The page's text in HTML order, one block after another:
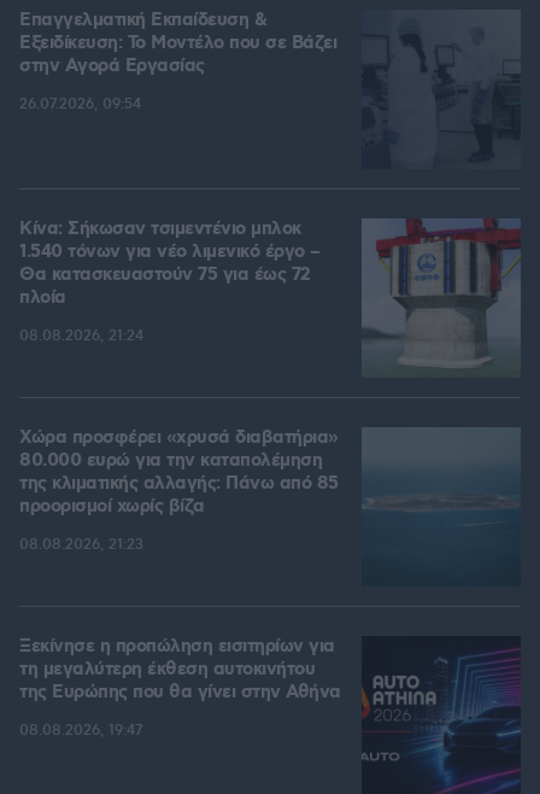
Επαγγελματική Εκπαίδευση &
Εξειδίκευση: Το Mοντέλο που σε Bάζει
στην Aγορά Eργασίας
26.07.2026, 09:54
Κίνα: Σήκωσαν τσιμεντένιο μπλοκ
1.540 τόνων για νέο λιμενικό έργο –
Θα κατασκευαστούν 75 για έως 72
πλοία
08.08.2026, 21:24
Χώρα προσφέρει «χρυσά διαβατήρια»
80.000 ευρώ για την καταπολέμηση
της κλιματικής αλλαγής: Πάνω από 85
προορισμοί χωρίς βίζα
08.08.2026, 21:23
Ξεκίνησε η προπώληση εισιτηρίων για
τη μεγαλύτερη έκθεση αυτοκινήτου
της Ευρώπης που θα γίνει στην Αθήνα
08.08.2026, 19:47